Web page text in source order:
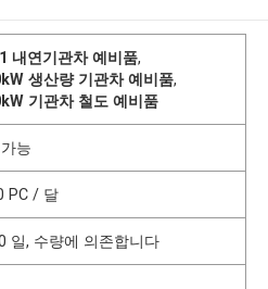
내연기관차 예비품,
생산량 기관차 예비품,
기관차 철도 예비품
능
PC / 달
일, 수량에 의존합니다